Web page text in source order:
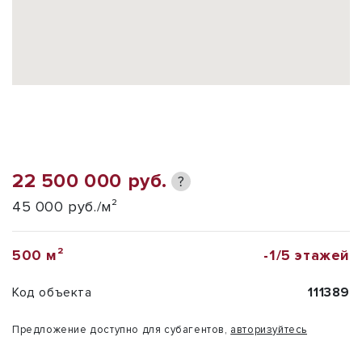
22 500 000 руб. ?
45 000 руб./м²
500 м² -1/5 этажей
Код объекта 111389
Предложение доступно для субагентов, авторизуйтесь